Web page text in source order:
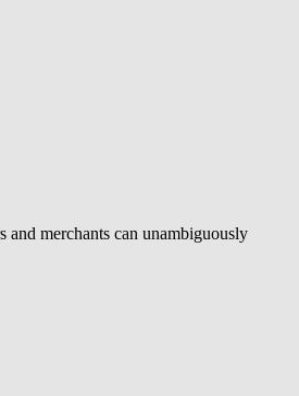
merchants can unambiguously